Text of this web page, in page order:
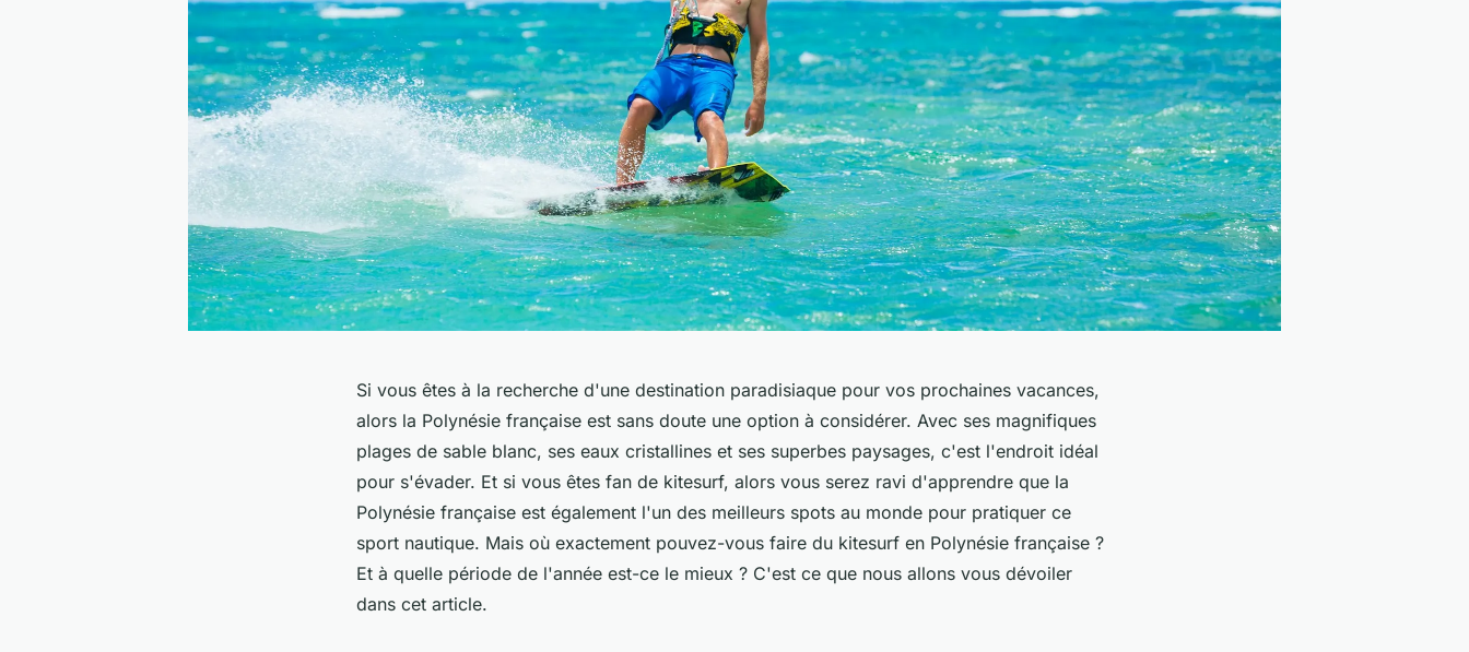
Si vous êtes à la recherche d'une destination paradisiaque pour vos prochaines vacances,
alors la Polynésie française est sans doute une option à considérer. Avec ses magnifiques
plages de sable blanc, ses eaux cristallines et ses superbes paysages, c'est l'endroit idéal
pour s'évader. Et si vous êtes fan de kitesurf, alors vous serez ravi d'apprendre que la
Polynésie française est également l'un des meilleurs spots au monde pour pratiquer ce
sport nautique. Mais où exactement pouvez-vous faire du kitesurf en Polynésie française ?
Et à quelle période de l'année est-ce le mieux ? C'est ce que nous allons vous dévoiler
dans cet article.